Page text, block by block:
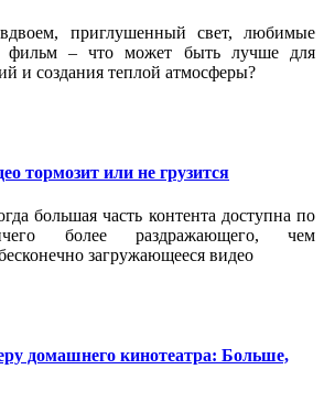
приглушенный свет, любимые
фильм – что может быть лучше для
и создания теплой атмосферы?
тормозит или не грузится
большая часть контента доступна по
более раздражающего, чем
загружающееся видео
домашнего кинотеатра: Больше,